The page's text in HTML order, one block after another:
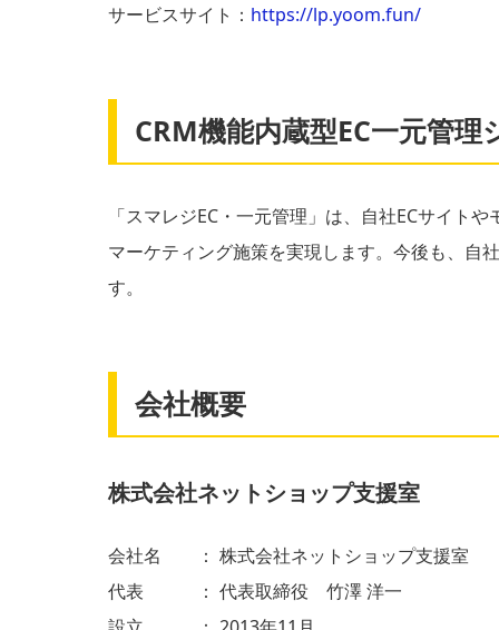
サービスサイト： https://lp.yoom.fun/
CRM機能内蔵型EC一元管
「スマレジEC・一元管理」は、自社ECサイト
マーケティング施策を実現します。今後も、自
す。
会社概要
株式会社ネットショップ支援室
会社名 ： 株式会社ネットショップ支援室
代表 ： 代表取締役 竹澤 洋一